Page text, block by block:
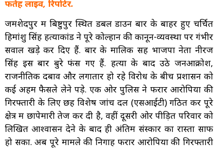
फतेह लाइव, रिपोर्टर.
जमशेदपुर में बिष्टुपुर स्थित डबल डाउन बार के बाहर हुए चर्चित
हिमांशु सिंह हत्याकांड ने पूरे कोल्हान की कानून-व्यवस्था पर गंभीर
सवाल खड़े कर दिए हैं. बार के मालिक सह भाजपा नेता नीरज
सिंह इस बार बुरे फंस गए हैं. हत्या के बाद उठे जनआक्रोश,
राजनीतिक दबाव और लगातार हो रहे विरोध के बीच प्रशासन को
कई अहम फैसले लेने पड़े. एक ओर पुलिस ने फरार आरोपियों की
गिरफ्तारी के लिए छह विशेष जांच दल (एसआईटी) गठित कर पूरे
क्षेत्र में छापेमारी तेज कर दी है, वहीं दूसरी ओर पीड़ित परिवार को
लिखित आश्वासन देने के बाद ही अंतिम संस्कार का रास्ता साफ
हो सका. अब पूरे मामले की निगाह फरार आरोपियों की गिरफ्तारी